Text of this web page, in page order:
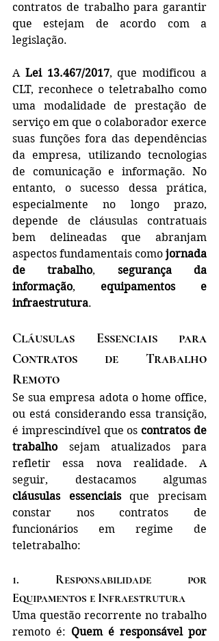
contratos de trabalho para garantir
que estejam de acordo com a
legislação.
A Lei 13.467/2017, que modificou a
CLT, reconhece o teletrabalho como
uma modalidade de prestação de
serviço em que o colaborador exerce
suas funções fora das dependências
da empresa, utilizando tecnologias
de comunicação e informação. No
entanto, o sucesso dessa prática,
especialmente no longo prazo,
depende de cláusulas contratuais
bem delineadas que abranjam
aspectos fundamentais como jornada
de trabalho, segurança da
informação, equipamentos e
infraestrutura.
Cláusulas Essenciais para
Contratos de Trabalho
Remoto
Se sua empresa adota o home office,
ou está considerando essa transição,
é imprescindível que os contratos de
trabalho sejam atualizados para
refletir essa nova realidade. A
cláusulas essenciais que precisam
constar nos contratos de
funcionários em regime de
teletrabalho:
1. Responsabilidade por
Equipamentos e Infraestrutura
Uma questão recorrente no trabalho
remoto é: Quem é responsável por